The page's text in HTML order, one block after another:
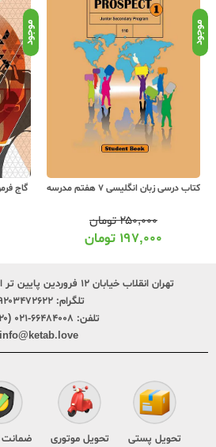
موجود
کتاب درسی زبان انگلیسی 7 هفتم مدرسه
۲۵۰,۰۰۰تومان
۱۹۷,۰۰۰ تومان
موجود
گاج
تهران انقلاب خیابان ۱۲ فروردین پایین تر از وحید نظری پلاک ۲۴۹
تلگرام:
تلفن: ۶۶۴۸۴۰۰۸-۰۲۱ (۲۰ خط)
info@ketab.love
تحویل پستی تحویل موتوری ضمانت